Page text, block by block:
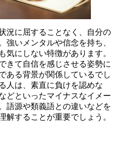
況に屈することなく、自分の
強いメンタルや信念を持ち、
気にしない特徴があります。
きて自信を感じさせる姿勢に
ある背景が関係しているでし
人は、素直に負けを認めな
どといったマイナスなイメー
語源や類義語との違いなどを
解することが重要でしょう。